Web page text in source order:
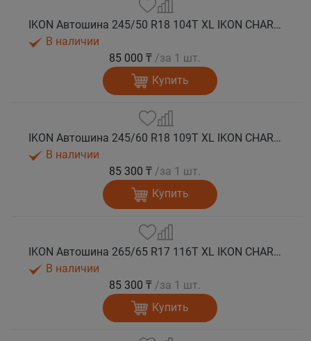
IKON Автошина 245/50 R18 104T XL IKON CHARACTER ICE 8 SUV шип.
В наличии
85 000 ₸ /за 1 шт.
Купить
IKON Автошина 245/60 R18 109T XL IKON CHARACTER ICE 8 SUV шип.
В наличии
85 300 ₸ /за 1 шт.
Купить
IKON Автошина 265/65 R17 116T XL IKON CHARACTER ICE 8 SUV шип.
В наличии
85 300 ₸ /за 1 шт.
Купить